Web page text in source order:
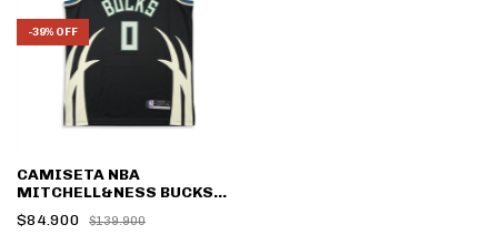
-39% OFF
CAMISETA NBA
MITCHELL&NESS BUCKS
STATEMENT ED.
$84.900 $139.900